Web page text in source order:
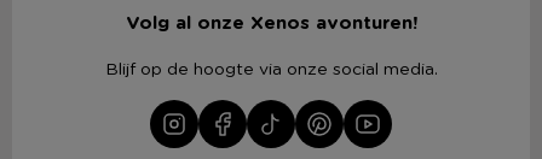
Volg al onze Xenos avonturen!
Blijf op de hoogte via onze social media.